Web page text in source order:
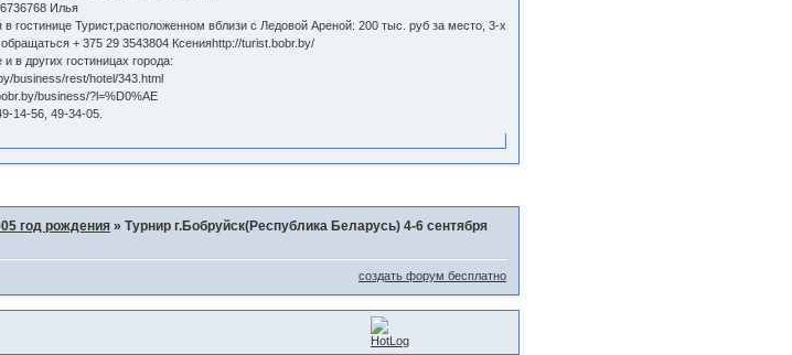
Илья
гостинице Турист,расположенном вблизи с Ледовой Ареной: 200 тыс. руб за место, 3-х
+ 375 29 3543804 Ксенияhttp://turist.bobr.by/
в других гостиницах города:
business/rest/hotel/343.html
business/?l=%D0%AE
14-56, 49-34-05.
год рождения »Турнир г.Бобруйск(Республика Беларусь) 4-6 сентября
создать форум бесплатно